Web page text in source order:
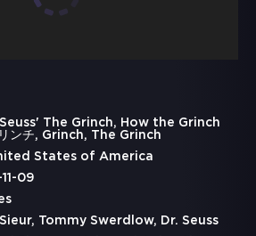
Seuss' The Grinch, How the Grinch
ンチ, Grinch, The Grinch
States of America
09
Tommy Swerdlow, Dr. Seuss